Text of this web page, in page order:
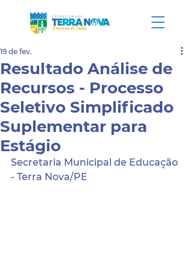
Resultado Análise de
Recursos - Processo
Seletivo Simplificado
Suplementar para
Estágio
19 de fev.
Secretaria Municipal de Educação
- Terra Nova/PE